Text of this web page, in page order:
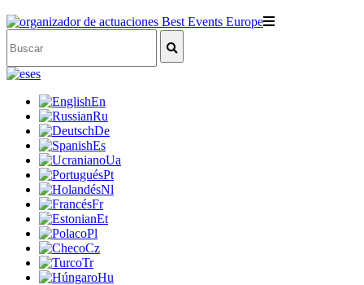
es
En
Ru
De
Es
Ua
Pt
Nl
Fr
Et
Pl
Cz
Tr
Hu